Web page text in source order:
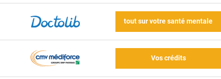
tout sur votre santé mentale
Vos crédits